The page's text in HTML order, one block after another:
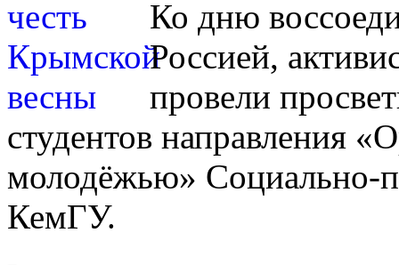
Ко дню
Россией,
провели
студентов направления
молодёжью» Социально-
КемГУ.